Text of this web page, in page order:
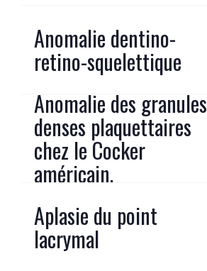
Anomalie dentino-
retino-squelettique
Anomalie des granules
denses plaquettaires
chez le Cocker
américain.
Aplasie du point
lacrymal